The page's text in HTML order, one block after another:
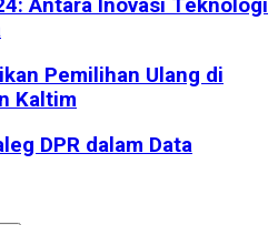
Antara Inovasi Teknologi
Pemilihan Ulang di
Kaltim
DPR dalam Data